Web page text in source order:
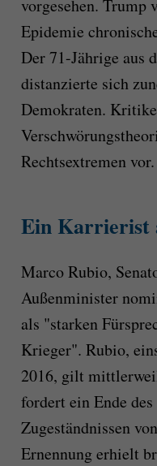
vorgesehen. Trump
Epidemie
Der 71-Jährige aus
distanzierte sich
Demokraten.
Rechtsextremen vor.
Ein Karrierist
Marco Rubio,
Außenminister
als "starken
Krieger". Rubio,
2016, gilt
fordert ein Ende
Zugeständnissen
Ernennung erhielt